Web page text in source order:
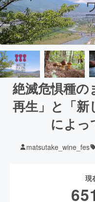
絶滅危惧種の
再生」と「新
によっ
matsutake_wine_fes
現